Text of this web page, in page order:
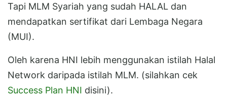
Tapi MLM Syariah yang sudah HALAL dan
mendapatkan sertifikat dari Lembaga Negara
(MUI).
Oleh karena HNI lebih menggunakan istilah Halal
Network daripada istilah MLM. (silahkan cek
Success Plan HNI disini).